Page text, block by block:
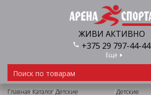
ЖИВИ АКТИВНО
+375 29 797-44-44
Еще
Главная/Каталог/Детские
/Детские